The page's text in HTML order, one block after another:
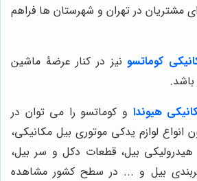
مشتریان در تهران و شهرستان ها فراهم
کوماتسو نیز در کنار عرضۀ ماشین
هیوندا و کوماتسو را می توان در
لوازم یدکی موتوری بیل مکانیکی،
بیل، قطعات دکل و سر بیل،
بیل و ... در سطح کشور مشاهده